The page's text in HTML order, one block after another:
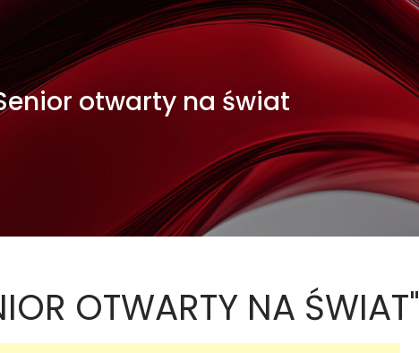
otwarty na świat
OTWARTY NA ŚWIAT"